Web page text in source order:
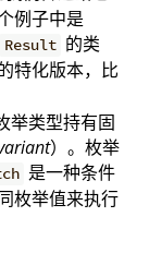
例子中是
Result 的类
特化版本，比
举类型持有固
）。枚举
是一种条件
枚举值来执行